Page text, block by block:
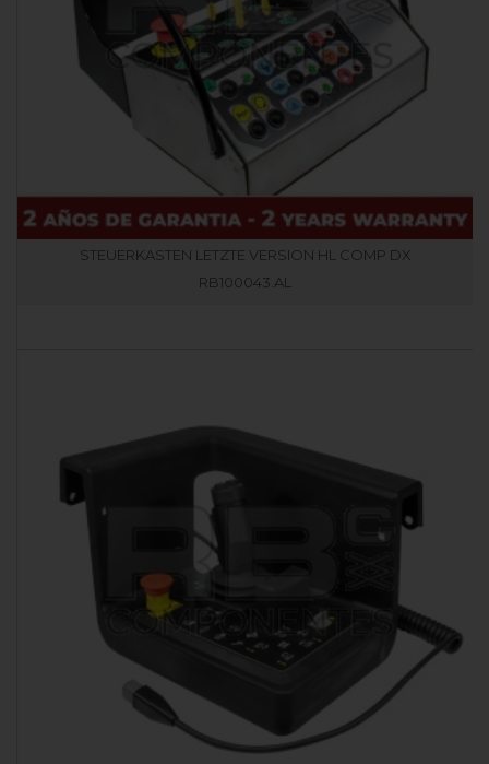
STEUERKASTEN LETZTE VERSION HL COMP DX
RB100043.AL